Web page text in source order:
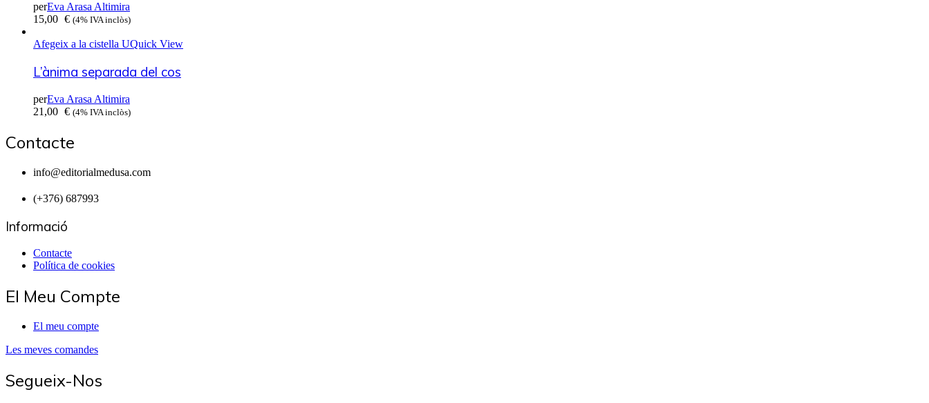
perEva Arasa Altimira
15,00 € (4% IVA inclòs)
Afegeix a la cistella Quick View
L’ànima separada del cos
perEva Arasa Altimira
21,00 € (4% IVA inclòs)
Contacte
info@editorialmedusa.com
(+376) 687993
Informació
Contacte
Política de cookies
El Meu Compte
El meu compte
Les meves comandes
Segueix-Nos